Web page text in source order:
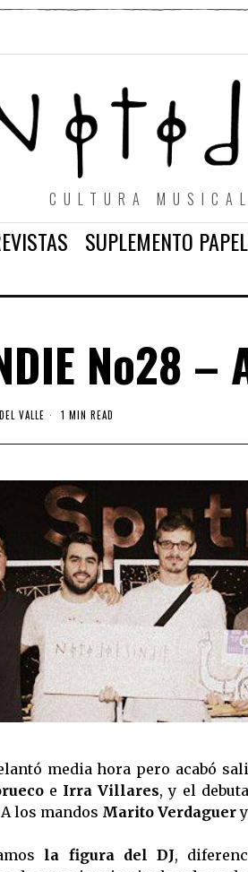
CULTURA
SUPLEMENTO PAPEL
No28 –
VALLE 1 MIN READ
media hora pero acabó
e Irra Villares, y el
los mandos Marito Verdaguer
la figura del DJ,